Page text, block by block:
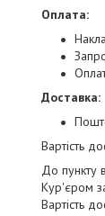
Оплата:
Доставка:
Вартість
До пункту
Кур'єром
Вартість